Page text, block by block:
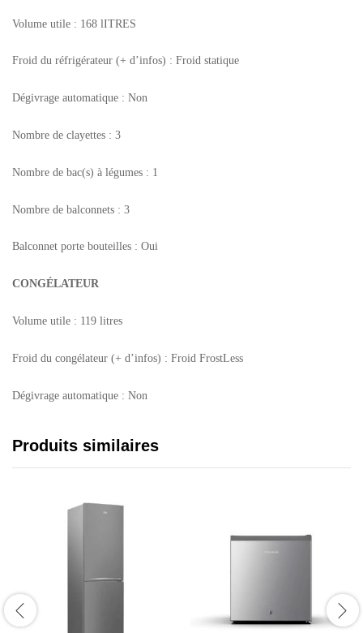
Volume utile : 168 lITRES
Froid du réfrigérateur (+ d’infos) : Froid statique
Dégivrage automatique : Non
Nombre de clayettes : 3
Nombre de bac(s) à légumes : 1
Nombre de balconnets : 3
Balconnet porte bouteilles : Oui
CONGÉLATEUR
Volume utile : 119 litres
Froid du congélateur (+ d’infos) : Froid FrostLess
Dégivrage automatique : Non
Produits similaires